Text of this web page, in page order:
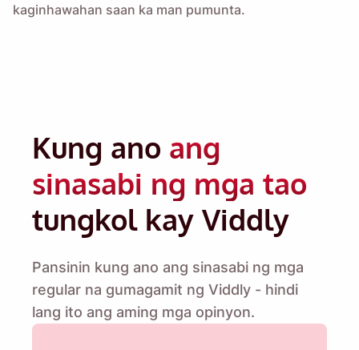
kaginhawahan saan ka man pumunta.
Kung ano ang
sinasabi ng mga tao
tungkol kay Viddly
Pansinin kung ano ang sinasabi ng mga
regular na gumagamit ng Viddly - hindi
lang ito ang aming mga opinyon.